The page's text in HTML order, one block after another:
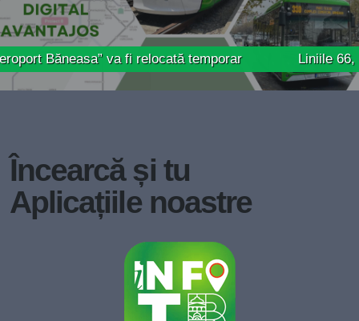
va fi relocată temporar Liniile 66, 69 și 85
Încearcă și tu
Aplicațiile noastre